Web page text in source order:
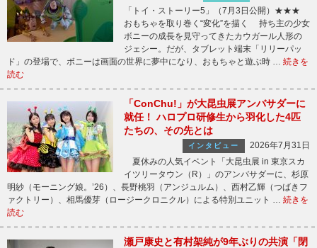
「トイ・ストーリー5」（7月3日公開）★★★
おもちゃを取り巻く“変化”を描く 持ち主の少女
ボニーの成長を見守ってきたカウガール人形の
ジェシー。だが、タブレット端末「リリーパッ
ド」の登場で、ボニーは画面の世界に夢中になり、おもちゃと遊ぶ時 … 続きを
読む
「ConChu!」が大昆虫展アンバサダーに
就任！ ハロプロ研修生から羽化した4匹
たちの、その先とは
インタビュー
2026年7月31日
夏休みの人気イベント「大昆虫展 in 東京スカ
イツリータウン（R）」のアンバサダーに、杉原
明紗（モーニング娘。’26）、長野桃羽（アンジュルム）、西村乙輝（つばきフ
ァクトリー）、相馬優芽（ロージークロニクル）による特別ユニット … 続きを
読む
瀬戸康史と有村架純が9年ぶりの共演「閉